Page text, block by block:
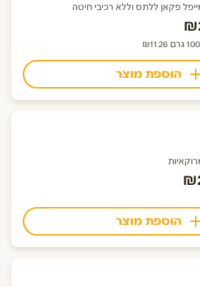
פקאן ללתס וללא רכיבי חיטה
הוספת מוצר
הוספת מוצר